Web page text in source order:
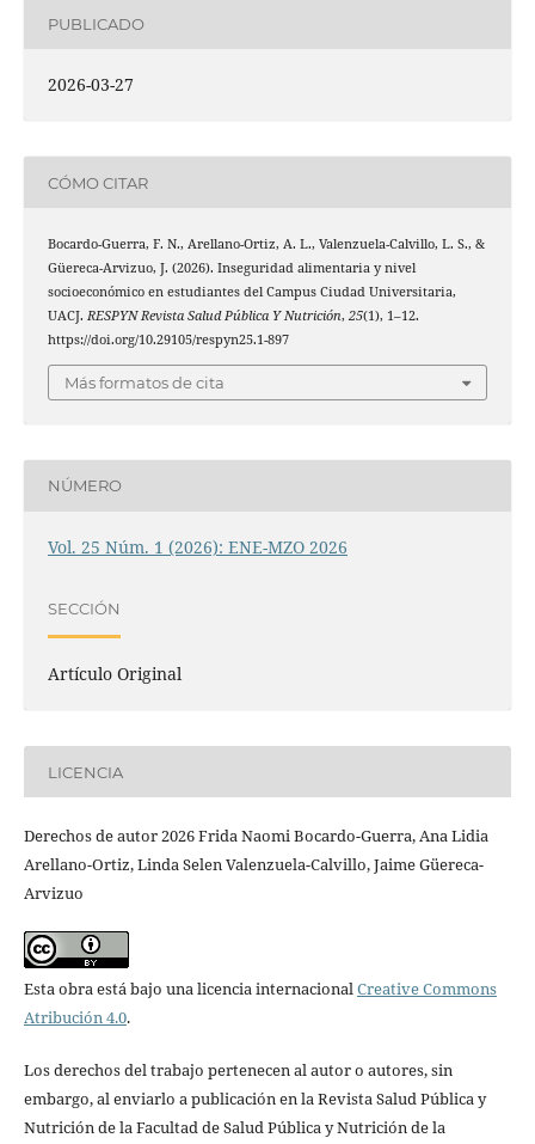
PUBLICADO
2026-03-27
CÓMO CITAR
Bocardo-Guerra, F. N., Arellano-Ortiz, A. L., Valenzuela-Calvillo, L. S., &
Güereca-Arvizuo, J. (2026). Inseguridad alimentaria y nivel
socioeconómico en estudiantes del Campus Ciudad Universitaria,
UACJ. RESPYN Revista Salud Pública Y Nutrición, 25(1), 1–12.
https://doi.org/10.29105/respyn25.1-897
Más formatos de cita
NÚMERO
Vol. 25 Núm. 1 (2026): ENE-MZO 2026
SECCIÓN
Artículo Original
LICENCIA
Derechos de autor 2026 Frida Naomi Bocardo-Guerra, Ana Lidia
Arellano-Ortiz, Linda Selen Valenzuela-Calvillo, Jaime Güereca-
Arvizuo
Esta obra está bajo una licencia internacionalCreative Commons
Atribución 4.0.
Los derechos del trabajo pertenecen al autor o autores, sin
embargo, al enviarlo a publicación en la Revista Salud Pública y
Nutrición de la Facultad de Salud Pública y Nutrición de la